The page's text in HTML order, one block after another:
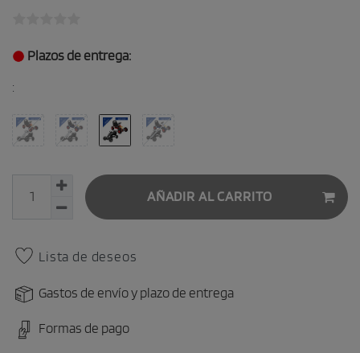
Plazos de entrega:
:
AÑADIR AL CARRITO
Lista de deseos
Gastos de envío y plazo de entrega
Formas de pago